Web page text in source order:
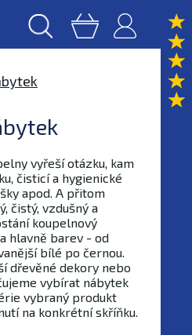
vyřeší otázku, kam
čisticí a hygienické
apod. A přitom
čistý, vzdušný a
koupelnový
hlavně barev - od
bílé po černou.
dřevěné dekory nebo
vybírat nábytek
vybraný produkt
na konkrétní skříňku.